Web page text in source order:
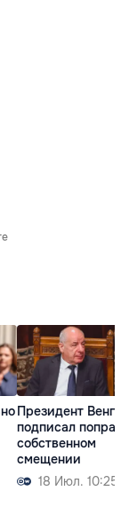
Президент
подписал
собственном
смещении
18 Июл. 10:25